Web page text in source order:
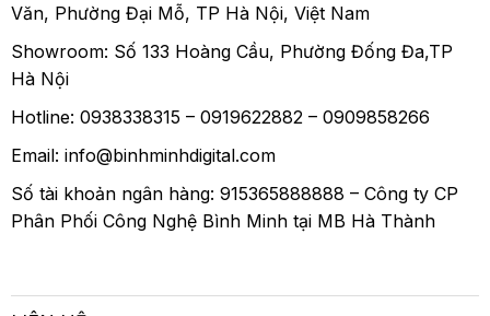
Văn, Phường Đại Mỗ, TP Hà Nội, Việt Nam
Showroom: Số 133 Hoàng Cầu, Phường Đống Đa,TP
Hà Nội
Hotline: 0938338315 – 0919622882 – 0909858266
Email: info@binhminhdigital.com
Số tài khoản ngân hàng: 915365888888 – Công ty CP
Phân Phối Công Nghệ Bình Minh tại MB Hà Thành